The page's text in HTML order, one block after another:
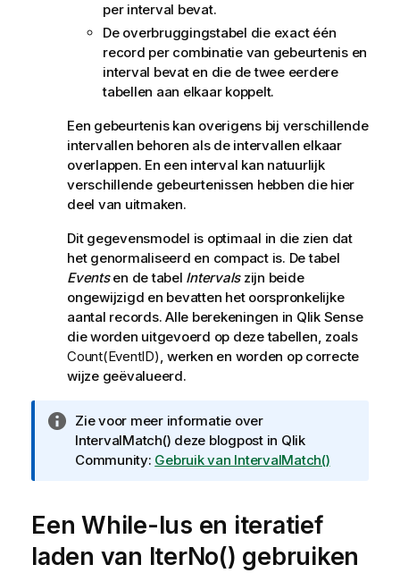
per interval bevat.
De overbruggingstabel die exact één
record per combinatie van gebeurtenis en
interval bevat en die de twee eerdere
tabellen aan elkaar koppelt.
Een gebeurtenis kan overigens bij verschillende
intervallen behoren als de intervallen elkaar
overlappen. En een interval kan natuurlijk
verschillende gebeurtenissen hebben die hier
deel van uitmaken.
Dit gegevensmodel is optimaal in die zien dat
het genormaliseerd en compact is. De tabel
Eventsen de tabel Intervalszijn beide
ongewijzigd en bevatten het oorspronkelijke
aantal records. Alle berekeningen in Qlik Sense
die worden uitgevoerd op deze tabellen, zoals
Count(EventID), werken en worden op correcte
wijze geëvalueerd.
I
n
f
m
t
Zie voor meer informatie over
IntervalMatch() deze blogpost in Qlik
Community: Gebruik van IntervalMatch()
Een While-lus en iteratief
laden van IterNo() gebruiken